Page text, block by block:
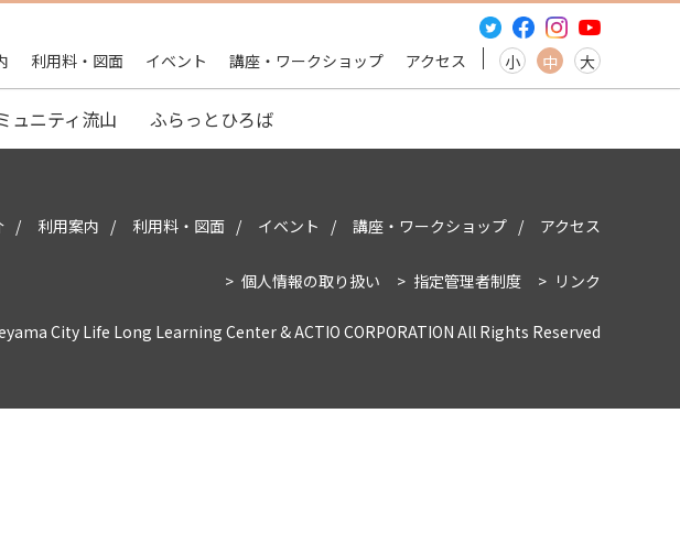
利用料・図面 イベント 講座・ワークショップ アクセス 小 中 大
ュニティ流山 ふらっとひろば
利用案内 利用料・図面 イベント 講座・ワークショップ アクセス
個人情報の取り扱い 指定管理者制度 リンク
City Life Long Learning Center & ACTIO CORPORATION All Rights Reserved